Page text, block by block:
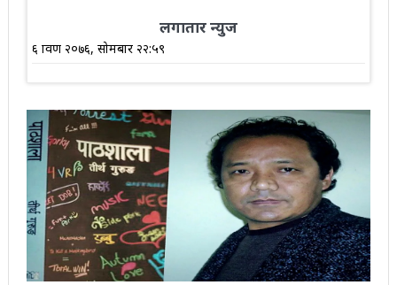
लगातार न्युज
६ श्रावण २०७६, सोमबार २२:५९